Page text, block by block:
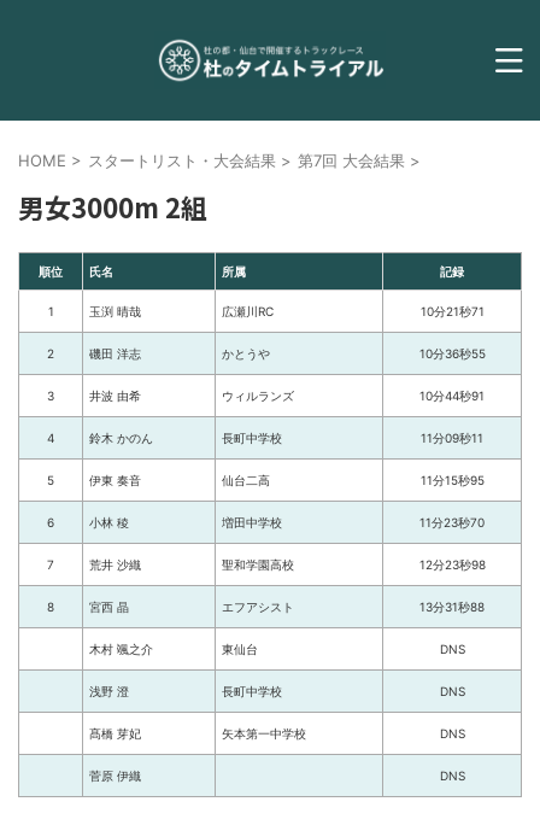
HOME > スタートリスト・大会結果 > 第7回 大会結果 >
男女3000m 2組
順位 氏名 所属 記録
1 玉渕 晴哉 広瀬川RC 10分21秒71
2 磯田 洋志 かとうや 10分36秒55
3 井波 由希 ウィルランズ 10分44秒91
4 鈴木 かのん 長町中学校 11分09秒11
5 伊東 奏音 仙台二高 11分15秒95
6 小林 稜 増田中学校 11分23秒70
7 荒井 沙織 聖和学園高校 12分23秒98
8 宮西 晶 エフアシスト 13分31秒88
木村 颯之介 東仙台 DNS
浅野 澄 長町中学校 DNS
髙橋 芽妃 矢本第一中学校 DNS
菅原 伊織 DNS